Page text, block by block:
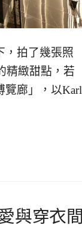
，拍了幾張照
精緻甜點，若
覽廊」，以Karl
與穿衣間